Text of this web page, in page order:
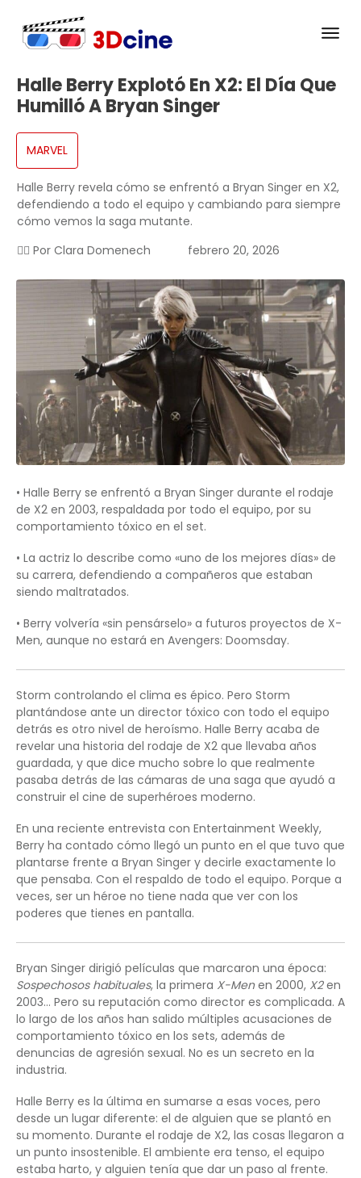
Halle Berry Explotó En X2: El Día Que
Humilló A Bryan Singer
MARVEL
Halle Berry revela cómo se enfrentó a Bryan Singer en X2,
defendiendo a todo el equipo y cambiando para siempre
cómo vemos la saga mutante.
✍🏻 Por Clara Domenech febrero 20, 2026
• Halle Berry se enfrentó a Bryan Singer durante el rodaje
de X2 en 2003, respaldada por todo el equipo, por su
comportamiento tóxico en el set.
• La actriz lo describe como «uno de los mejores días» de
su carrera, defendiendo a compañeros que estaban
siendo maltratados.
• Berry volvería «sin pensárselo» a futuros proyectos de X-
Men, aunque no estará en Avengers: Doomsday.
Storm controlando el clima es épico. Pero Storm
plantándose ante un director tóxico con todo el equipo
detrás es otro nivel de heroísmo. Halle Berry acaba de
revelar una historia del rodaje de X2 que llevaba años
guardada, y que dice mucho sobre lo que realmente
pasaba detrás de las cámaras de una saga que ayudó a
construir el cine de superhéroes moderno.
En una reciente entrevista con Entertainment Weekly,
Berry ha contado cómo llegó un punto en el que tuvo que
plantarse frente a Bryan Singer y decirle exactamente lo
que pensaba. Con el respaldo de todo el equipo. Porque a
veces, ser un héroe no tiene nada que ver con los
poderes que tienes en pantalla.
Bryan Singer dirigió películas que marcaron una época:
Sospechosos habituales, la primera X-Menen 2000, X2en
2003… Pero su reputación como director es complicada. A
lo largo de los años han salido múltiples acusaciones de
comportamiento tóxico en los sets, además de
denuncias de agresión sexual. No es un secreto en la
industria.
Halle Berry es la última en sumarse a esas voces, pero
desde un lugar diferente: el de alguien que se plantó en
su momento. Durante el rodaje de X2, las cosas llegaron a
un punto insostenible. El ambiente era tenso, el equipo
estaba harto, y alguien tenía que dar un paso al frente.